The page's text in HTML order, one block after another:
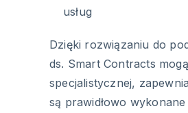
usług
Dzięki rozwiązaniu do
ds. Smart Contracts
specjalistycznej,
są prawidłowo